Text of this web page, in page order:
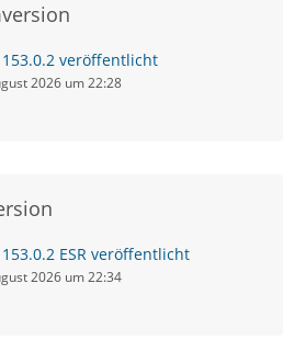
veröffentlicht
2026 um 22:28
ESR veröffentlicht
2026 um 22:34